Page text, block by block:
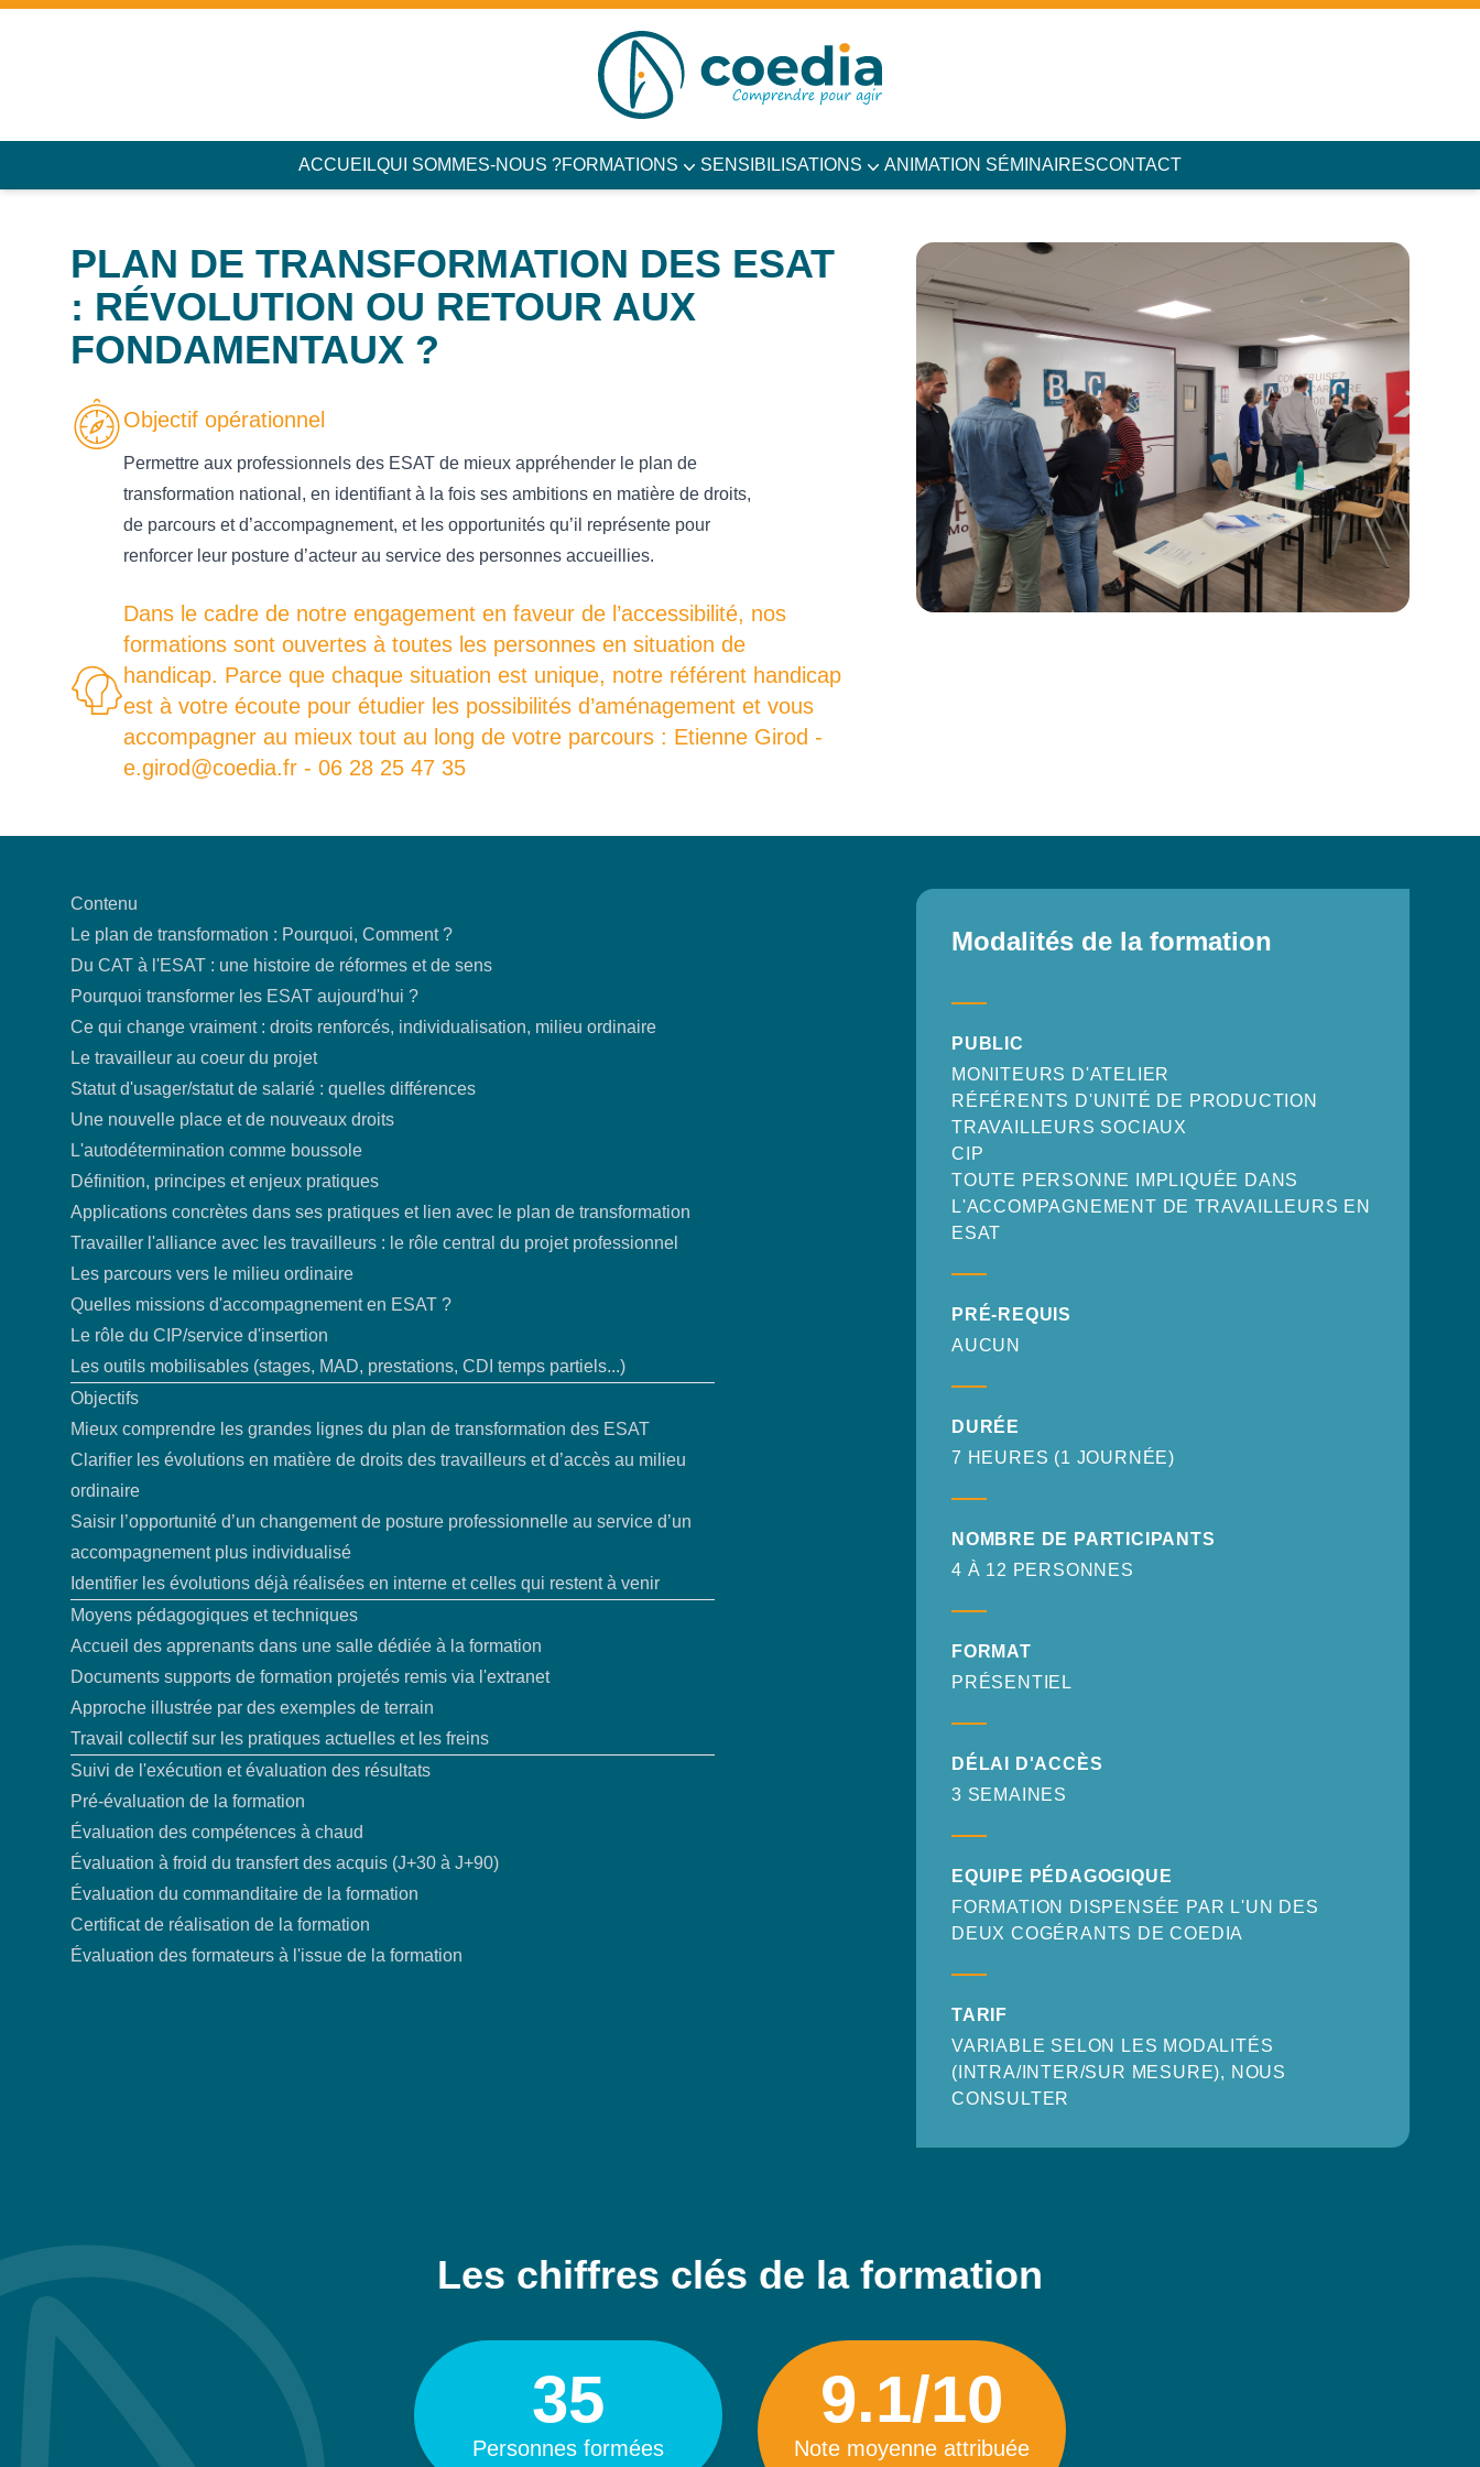
Accès au contenu
ACCUEILQUI SOMMES-NOUS ?FORMATIONS SENSIBILISATIONS ANIMATION SÉMINAIRESCONTACT
PLAN DE TRANSFORMATION DES ESAT
: RÉVOLUTION OU RETOUR AUX
FONDAMENTAUX ?
Objectif opérationnel
Permettre aux professionnels des ESAT de mieux appréhender le plan de
transformation national, en identifiant à la fois ses ambitions en matière de droits,
de parcours et d’accompagnement, et les opportunités qu’il représente pour
renforcer leur posture d’acteur au service des personnes accueillies.
Dans le cadre de notre engagement en faveur de l’accessibilité, nos
formations sont ouvertes à toutes les personnes en situation de
handicap. Parce que chaque situation est unique, notre référent handicap
est à votre écoute pour étudier les possibilités d’aménagement et vous
accompagner au mieux tout au long de votre parcours : Etienne Girod -
e.girod@coedia.fr - 06 28 25 47 35
Contenu
Le plan de transformation : Pourquoi, Comment ?
Du CAT à l'ESAT : une histoire de réformes et de sens
Pourquoi transformer les ESAT aujourd'hui ?
Ce qui change vraiment : droits renforcés, individualisation, milieu ordinaire
Le travailleur au coeur du projet
Statut d'usager/statut de salarié : quelles différences
Une nouvelle place et de nouveaux droits
L'autodétermination comme boussole
Définition, principes et enjeux pratiques
Applications concrètes dans ses pratiques et lien avec le plan de transformation
Travailler l'alliance avec les travailleurs : le rôle central du projet professionnel
Les parcours vers le milieu ordinaire
Quelles missions d'accompagnement en ESAT ?
Le rôle du CIP/service d'insertion
Les outils mobilisables (stages, MAD, prestations, CDI temps partiels...)
Objectifs
Mieux comprendre les grandes lignes du plan de transformation des ESAT
Clarifier les évolutions en matière de droits des travailleurs et d’accès au milieu
ordinaire
Saisir l’opportunité d’un changement de posture professionnelle au service d’un
accompagnement plus individualisé
Identifier les évolutions déjà réalisées en interne et celles qui restent à venir
Moyens pédagogiques et techniques
Accueil des apprenants dans une salle dédiée à la formation
Documents supports de formation projetés remis via l'extranet
Approche illustrée par des exemples de terrain
Travail collectif sur les pratiques actuelles et les freins
Suivi de l'exécution et évaluation des résultats
Pré-évaluation de la formation
Évaluation des compétences à chaud
Évaluation à froid du transfert des acquis (J+30 à J+90)
Évaluation du commanditaire de la formation
Certificat de réalisation de la formation
Évaluation des formateurs à l'issue de la formation
Modalités de la formation
PUBLIC
MONITEURS D'ATELIER
RÉFÉRENTS D'UNITÉ DE PRODUCTION
TRAVAILLEURS SOCIAUX
CIP
TOUTE PERSONNE IMPLIQUÉE DANS
L'ACCOMPAGNEMENT DE TRAVAILLEURS EN
ESAT
PRÉ-REQUIS
AUCUN
DURÉE
7 HEURES (1 JOURNÉE)
NOMBRE DE PARTICIPANTS
4 À 12 PERSONNES
FORMAT
PRÉSENTIEL
DÉLAI D'ACCÈS
3 SEMAINES
EQUIPE PÉDAGOGIQUE
FORMATION DISPENSÉE PAR L'UN DES
DEUX COGÉRANTS DE COEDIA
TARIF
VARIABLE SELON LES MODALITÉS
(INTRA/INTER/SUR MESURE), NOUS
CONSULTER
Les chiffres clés de la formation
Personnes formées
35
Note moyenne attribuée
9.1/10
Panneau de gestion des cookies